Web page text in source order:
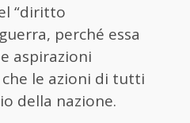
“diritto
perché essa
aspirazioni
le azioni di tutti
della nazione.